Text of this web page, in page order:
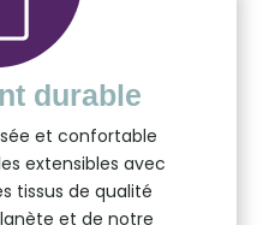
durable
et confortable
extensibles avec
tissus de qualité
et de notre